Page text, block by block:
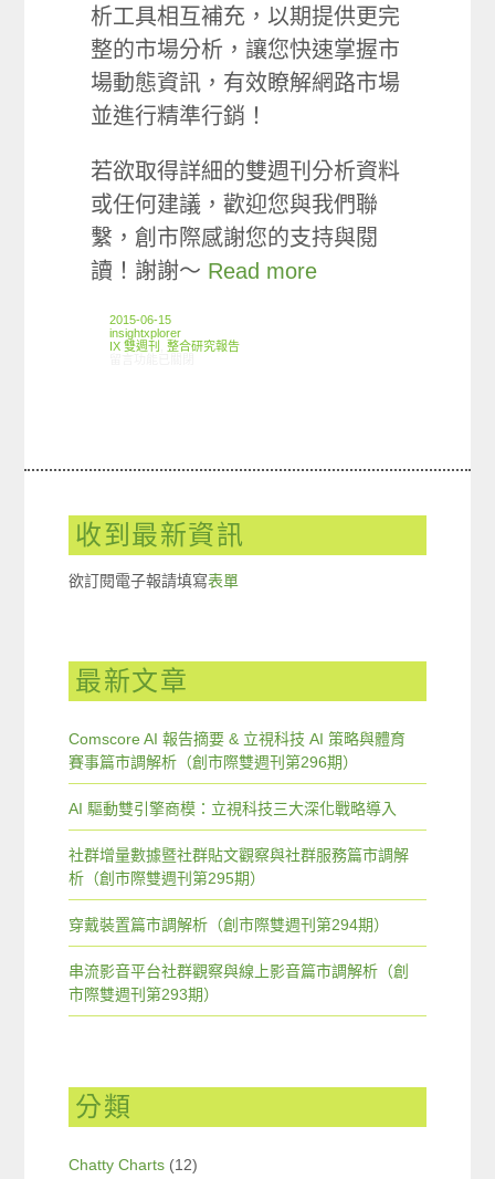
析工具相互補充，以期提供更完
整的市場分析，讓您快速掌握市
場動態資訊，有效瞭解網路市場
並進行精準行銷！
若欲取得詳細的雙週刊分析資料
或任何建議，歡迎您與我們聯
繫，創市際感謝您的支持與閱
讀！謝謝～ Read more
2015-06-15
insightxplorer
IX 雙週刊
,整合研究報告
收到最新資訊
欲訂閱電子報請填寫表單
最新文章
Comscore AI 報告摘要 & 立視科技 AI 策略與體育
賽事篇市調解析（創市際雙週刊第296期）
AI 驅動雙引擎商模：立視科技三大深化戰略導入
社群增量數據暨社群貼文觀察與社群服務篇市調解
析（創市際雙週刊第295期）
穿戴裝置篇市調解析（創市際雙週刊第294期）
串流影音平台社群觀察與線上影音篇市調解析（創
市際雙週刊第293期）
分類
Chatty Charts (12)